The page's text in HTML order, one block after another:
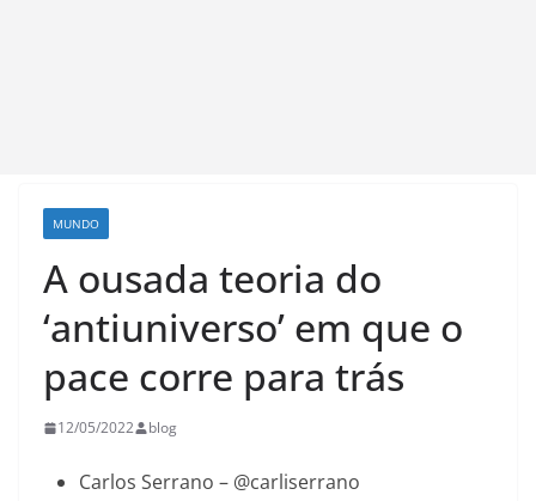
MUNDO
A ousada teoria do
‘antiuniverso’ em que o
pace corre para trás
12/05/2022 blog
Carlos Serrano – @carliserrano